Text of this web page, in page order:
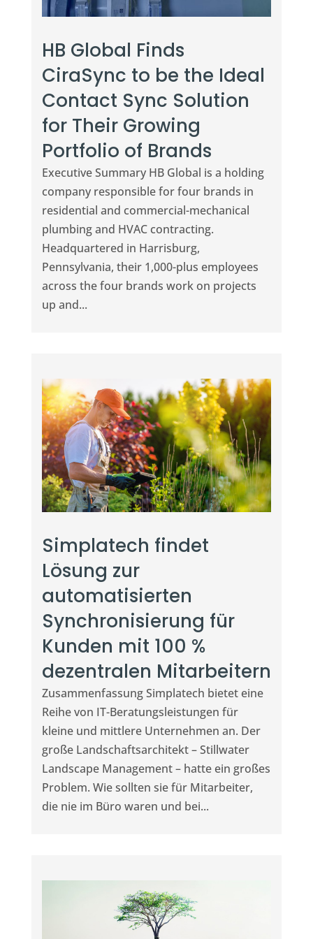
HB Global Finds
CiraSync to be the Ideal
Contact Sync Solution
for Their Growing
Portfolio of Brands
Executive Summary HB Global is a holding
company responsible for four brands in
residential and commercial-mechanical
plumbing and HVAC contracting.
Headquartered in Harrisburg,
Pennsylvania, their 1,000-plus employees
across the four brands work on projects
up and...
Simplatech findet
Lösung zur
automatisierten
Synchronisierung für
Kunden mit 100 %
dezentralen Mitarbeitern
Zusammenfassung Simplatech bietet eine
Reihe von IT-Beratungsleistungen für
kleine und mittlere Unternehmen an. Der
große Landschaftsarchitekt – Stillwater
Landscape Management – hatte ein großes
Problem. Wie sollten sie für Mitarbeiter,
die nie im Büro waren und bei...